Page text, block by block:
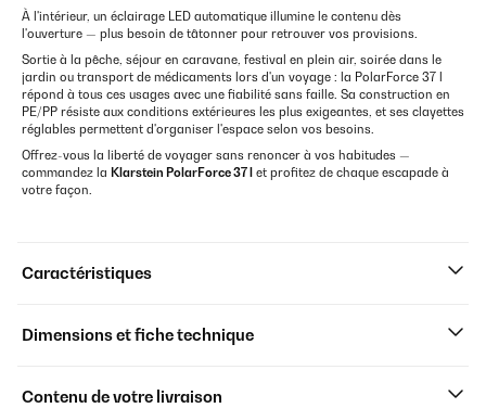
À l'intérieur, un éclairage LED automatique illumine le contenu dès
l'ouverture — plus besoin de tâtonner pour retrouver vos provisions.
Sortie à la pêche, séjour en caravane, festival en plein air, soirée dans le
jardin ou transport de médicaments lors d'un voyage : la PolarForce 37 l
répond à tous ces usages avec une fiabilité sans faille. Sa construction en
PE/PP résiste aux conditions extérieures les plus exigeantes, et ses clayettes
réglables permettent d'organiser l'espace selon vos besoins.
Offrez-vous la liberté de voyager sans renoncer à vos habitudes —
commandez la Klarstein PolarForce 37 l et profitez de chaque escapade à
votre façon.
Caractéristiques
Dimensions et fiche technique
Contenu de votre livraison